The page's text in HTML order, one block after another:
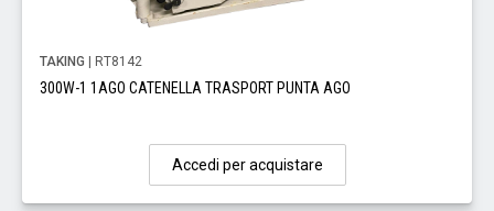
TAKING | RT8142
300W-1 1AGO CATENELLA TRASPORT PUNTA AGO
Accedi per acquistare